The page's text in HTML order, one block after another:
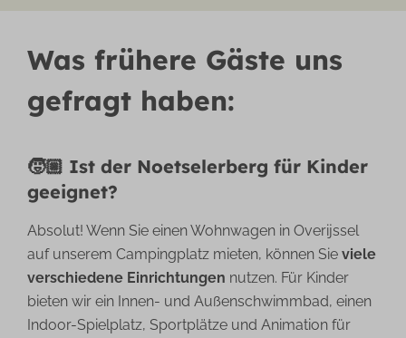
Was frühere Gäste uns
gefragt haben:
🧒🏼 Ist der Noetselerberg für Kinder
geeignet?
Absolut! Wenn Sie einen Wohnwagen in Overijssel
auf unserem Campingplatz mieten, können Sieviele
verschiedene Einrichtungen nutzen. Für Kinder
bieten wir ein Innen- und Außenschwimmbad, einen
Indoor-Spielplatz, Sportplätze und Animation für